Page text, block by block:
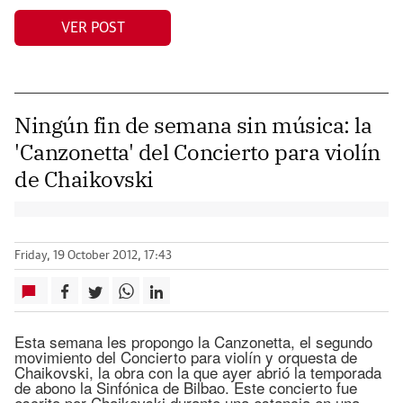
VER POST
Ningún fin de semana sin música: la
'Canzonetta' del Concierto para violín
de Chaikovski
Friday, 19 October 2012, 17:43
Esta semana les propongo la Canzonetta, el segundo
movimiento del Concierto para violín y orquesta de
Chaikovski, la obra con la que ayer abrió la temporada
de abono la Sinfónica de Bilbao. Este concierto fue